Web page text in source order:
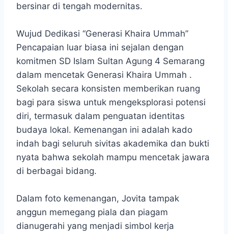
bersinar di tengah modernitas.
Wujud Dedikasi “Generasi Khaira Ummah”
Pencapaian luar biasa ini sejalan dengan
komitmen SD Islam Sultan Agung 4 Semarang
dalam mencetak Generasi Khaira Ummah .
Sekolah secara konsisten memberikan ruang
bagi para siswa untuk mengeksplorasi potensi
diri, termasuk dalam penguatan identitas
budaya lokal. Kemenangan ini adalah kado
indah bagi seluruh sivitas akademika dan bukti
nyata bahwa sekolah mampu mencetak jawara
di berbagai bidang.
Dalam foto kemenangan, Jovita tampak
anggun memegang piala dan piagam
dianugerahi yang menjadi simbol kerja